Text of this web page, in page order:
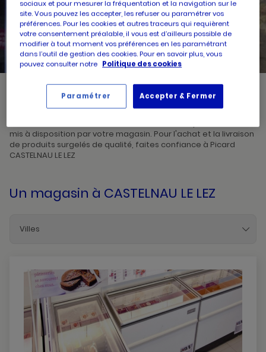
RECHERCHERUN
POINT
DE
VENTE
Picard, créateur de saveurs et commerçant de proximité, vous
mis à disposition par votre magasin. Pour l'achat et la livraison
de produits surgelés de qualité, faites confiance à Picard
CASTELNAU LE LEZ
Un magasin à CASTELNAU LE LEZ
Villes
Balaruc-Le-Vieux
Bessan
Beziers
Castelnau-Le-Lez
sociaux et pour mesurer la fréquentation et la navigation sur le
site. Vous pouvez les accepter, les refuser ou paramétrer vos
préférences. Pour les cookies et autres traceurs qui requièrent
votre consentement préalable, il vous est d’ailleurs possible de
modifier à tout moment vos préférences en les paramétrant
dans l’outil de gestion des cookies. Pour en savoir plus, vous
pouvez consulter notre Politique des cookies
Accepter & Fermer
Paramétrer